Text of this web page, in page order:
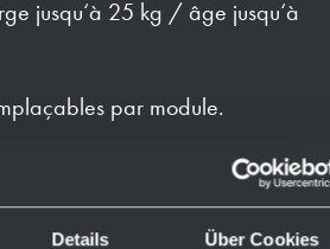
Details Über Cookies
jusqu‘à 25 kg / âge jusqu‘à
par module.
de quatre vis à travers les
la paroi arrière.